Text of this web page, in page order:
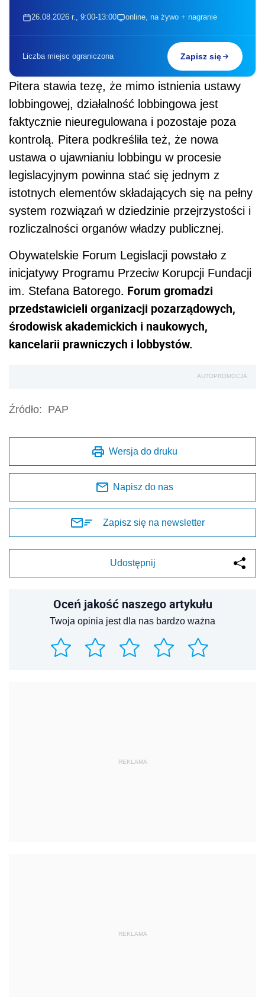
26.08.2026 r., 9:00-13:00 online, na żywo + nagranie
Liczba miejsc ograniczona Zapisz się
Pitera stawia tezę, że mimo istnienia ustawy
lobbingowej, działalność lobbingowa jest
faktycznie nieuregulowana i pozostaje poza
kontrolą. Pitera podkreśliła też, że nowa
ustawa o ujawnianiu lobbingu w procesie
legislacyjnym powinna stać się jednym z
istotnych elementów składających się na pełny
system rozwiązań w dziedzinie przejrzystości i
rozliczalności organów władzy publicznej.
Obywatelskie Forum Legislacji powstało z
inicjatywy Programu Przeciw Korupcji Fundacji
im. Stefana Batorego. Forum gromadzi
przedstawicieli organizacji pozarządowych,
środowisk akademickich i naukowych,
kancelarii prawniczych i lobbystów.
AUTOPROMOCJA
Źródło: PAP
Wersja do druku
Napisz do nas
Zapisz się na newsletter
Udostępnij
Oceń jakość naszego artykułu
Twoja opinia jest dla nas bardzo ważna
REKLAMA
REKLAMA